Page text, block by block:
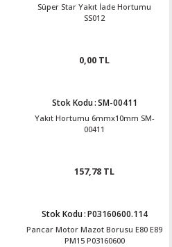
Süper Star Yakıt İade Hortumu
SS012
0,00 TL
Stok Kodu:SM-00411
Yakıt Hortumu 6mmx10mm SM-
00411
157,78 TL
Stok Kodu:P03160600.114
Pancar Motor Mazot Borusu E80 E89
PM15 P03160600